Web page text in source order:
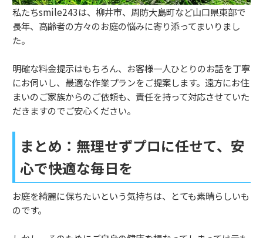
私たちsmile243は、柳井市、周防大島町など山口県東部で
長年、高齢者の方々のお庭の悩みに寄り添ってまいりまし
た。
明確な料金提示はもちろん、お客様一人ひとりのお話を丁寧
にお伺いし、最適な作業プランをご提案します。遠方にお住
まいのご家族からのご依頼も、責任を持って対応させていた
だきますのでご安心ください。
まとめ：無理せずプロに任せて、安
心で快適な毎日を
お庭を綺麗に保ちたいという気持ちは、とても素晴らしいも
のです。